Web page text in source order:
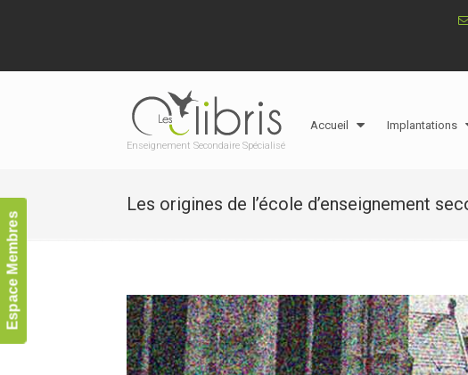
Espace Membres
Enseignement Secondaire Spécialisé
Accueil Implantations
Les origines de l’école d’enseignement